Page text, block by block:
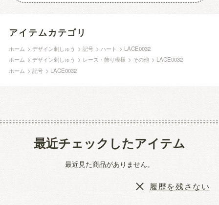
アイテムカテゴリ
ホーム >デザイン刺しゅう >記号 > ハート > LACE0032
ホーム >デザイン刺しゅう > レース・飾り模様 > その他 > LACE0032
ホーム >記号 > LACE0032
最近チェックしたアイテム
最近見た商品がありません。
履歴を残さない